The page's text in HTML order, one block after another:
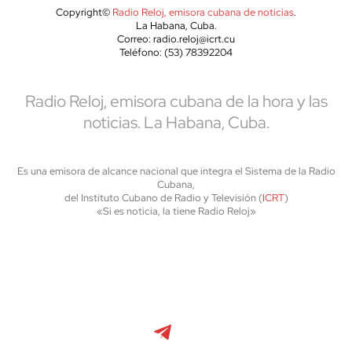
Copyright© Radio Reloj, emisora cubana de noticias.
La Habana, Cuba.
Correo: radio.reloj@icrt.cu
Teléfono: (53) 78392204
Radio Reloj, emisora cubana de la hora y las
noticias. La Habana, Cuba.
Es una emisora de alcance nacional que integra el Sistema de la Radio
Cubana,
del Instituto Cubano de Radio y Televisión (ICRT)
«Si es noticia, la tiene Radio Reloj»